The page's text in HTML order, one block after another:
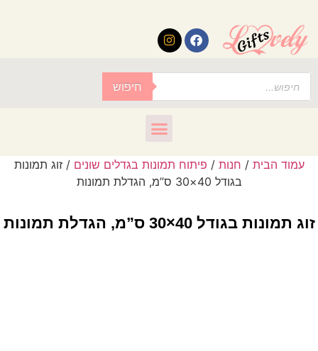
חיפוש
עמוד הבית / חנות / פיתוח תמונות בגדלים שונים / זוג תמונות
בגודל 40×30 ס”מ, הגדלת תמונות
זוג תמונות בגודל 40×30 ס”מ, הגדלת תמונות